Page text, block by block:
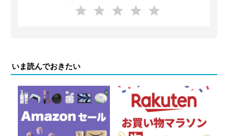
いま読んでおきたい